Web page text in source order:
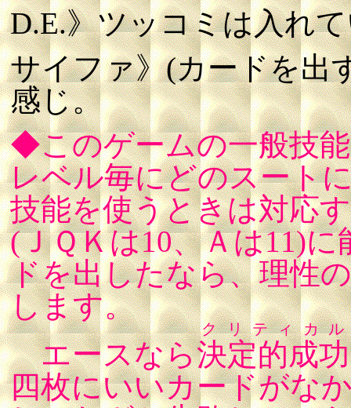
D.E.》ツッコミは入れ
サイファ》(カードを出
感じ。
◆このゲームの一般技
レベル毎にどのスート
技能を使うときは対応
(ＪＱＫは10、Ａは11)
ドを出したなら、理性
します。
エースなら決定的成功
クリティカル
四枚にいいカードがな